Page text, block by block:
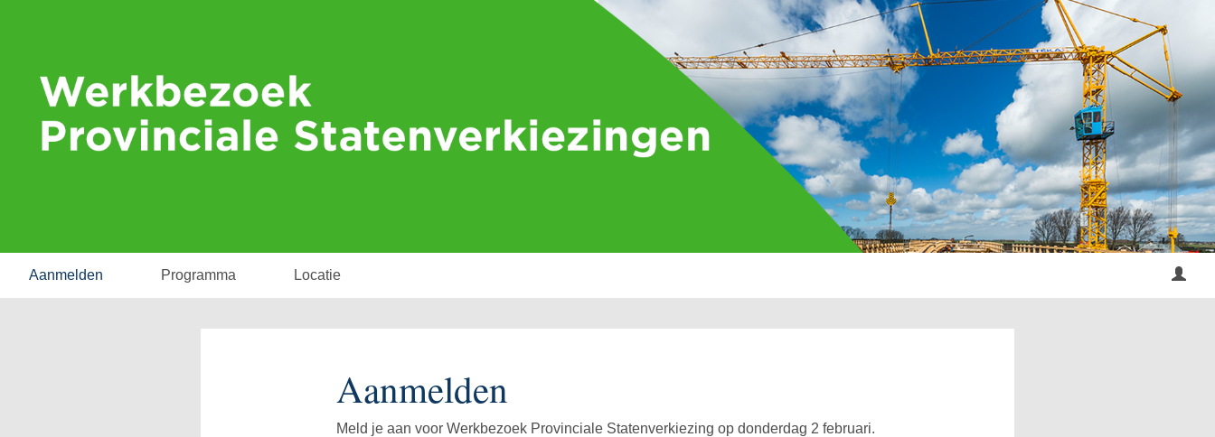
Aanmelden Programma Locatie
Aanmelden
Meld je aan voor Werkbezoek Provinciale Statenverkiezing op donderdag 2 februari.